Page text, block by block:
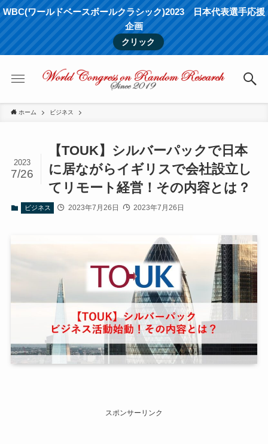
WBC(ワールドベースボールクラシック)2023 日本代表選手応援
企画
クリック
ホーム ビジネス
【TOUK】シルバーパックで日本
に居ながらイギリスで会社設立し
てリモート経営！その内容とは？
2023
7/26
ビジネス 2023年7月26日 2023年7月26日
スポンサーリンク